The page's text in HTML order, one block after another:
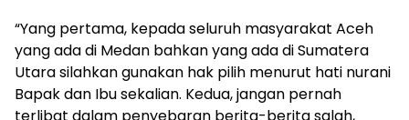
“Yang pertama, kepada seluruh masyarakat Aceh
yang ada di Medan bahkan yang ada di Sumatera
Utara silahkan gunakan hak pilih menurut hati nurani
Bapak dan Ibu sekalian. Kedua, jangan pernah